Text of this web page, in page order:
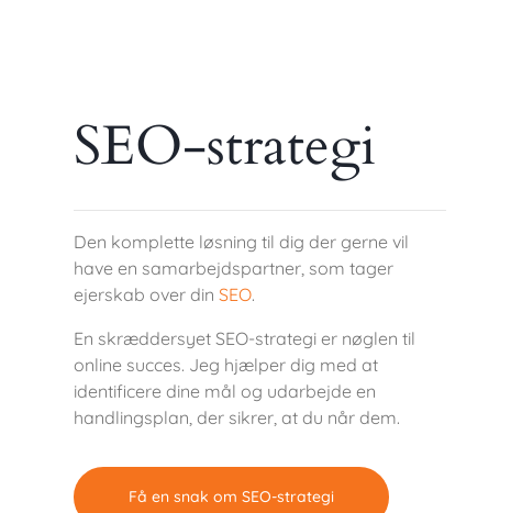
SEO-strategi
Den komplette løsning til dig der gerne vil
have en samarbejdspartner, som tager
ejerskab over dinSEO.
En skræddersyet SEO-strategi er nøglen til
online succes. Jeg hjælper dig med at
identificere dine mål og udarbejde en
handlingsplan, der sikrer, at du når dem.
Få en snak om SEO-strategi